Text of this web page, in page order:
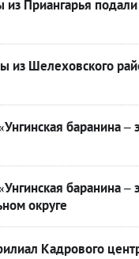
Приангарья
из Шелеховского
баранина –
баранина –
округе
Кадрового